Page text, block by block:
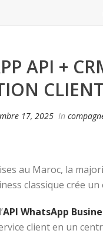
API +
CLIENT
17, 2025 In
au Maroc, la
classique crée
API WhatsApp
client en un